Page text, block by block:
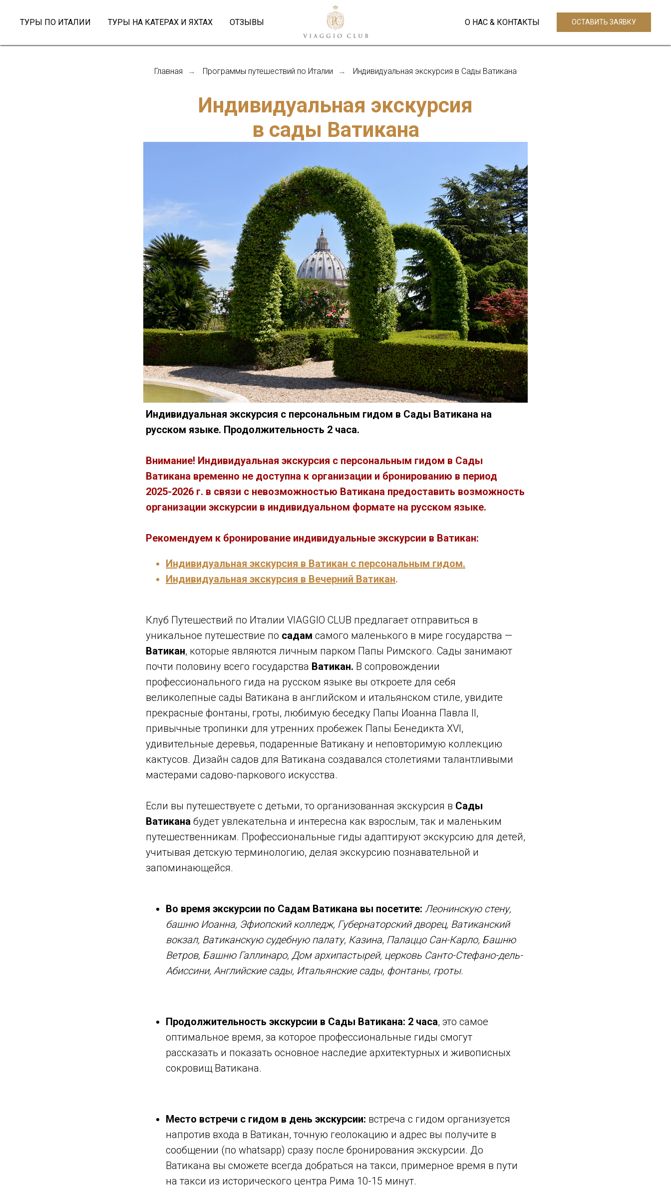
ТУРЫ ПО ИТАЛИИ ТУРЫ НА КАТЕРАХ И ЯХТАХ ОТЗЫВЫ О НАС & КОНТАКТЫ ОСТАВИТЬ ЗАЯВКУ
Главная → Программы путешествий по Италии → Индивидуальная экскурсия в Сады Ватикана
Индивидуальная экскурсия
в сады Ватикана
Индивидуальная экскурсия с персональным гидом в Сады Ватикана на
русском языке. Продолжительность 2 часа.
Внимание! Индивидуальная экскурсия с персональным гидом в Сады
Ватикана временно не доступна к организации и бронированию в период
2025-2026 г. в связи с невозможностью Ватикана предоставить возможность
организации экскурсии в индивидуальном формате на русском языке.
Рекомендуем к бронирование индивидуальные экскурсии в Ватикан:
Индивидуальная экскурсия в Ватикан с персональным гидом.
Индивидуальная экскурсия в Вечерний Ватикан.
Клуб Путешествий по Италии VIAGGIO CLUB предлагает отправиться в
уникальное путешествие по садам самого маленького в мире государства —
Ватикан, которые являются личным парком Папы Римского. Сады занимают
почти половину всего государства Ватикан. В сопровождении
профессионального гида на русском языке вы откроете для себя
великолепные сады Ватикана в английском и итальянском стиле, увидите
прекрасные фонтаны, гроты, любимую беседку Папы Иоанна Павла II,
привычные тропинки для утренних пробежек Папы Бенедикта XVI,
удивительные деревья, подаренные Ватикану и неповторимую коллекцию
кактусов. Дизайн садов для Ватикана создавался столетиями талантливыми
мастерами садово-паркового искусства.
Если вы путешествуете с детьми, то организованная экскурсия в Сады
Ватикана будет увлекательна и интересна как взрослым, так и маленьким
путешественникам. Профессиональные гиды адаптируют экскурсию для детей,
учитывая детскую терминологию, делая экскурсию познавательной и
запоминающейся.
Во время экскурсии по Садам Ватикана вы посетите: Леонинскую стену,
башню Иоанна, Эфиопский колледж, Губернаторский дворец, Ватиканский
вокзал, Ватиканскую судебную палату, Казина, Палаццо Сан-Карло, Башню
Ветров, Башню Галлинаро, Дом архипастырей, церковь Санто-Стефано-дель-
Абиссини, Английские сады, Итальянские сады, фонтаны, гроты.
Продолжительность экскурсии в Сады Ватикана: 2 часа, это самое
оптимальное время, за которое профессиональные гиды смогут
рассказать и показать основное наследие архитектурных и живописных
сокровищ Ватикана.
Место встречи с гидом в день экскурсии: встреча с гидом организуется
напротив входа в Ватикан, точную геолокацию и адрес вы получите в
сообщении (по whatsapp) сразу после бронирования экскурсии. До
Ватикана вы сможете всегда добраться на такси, примерное время в пути
на такси из исторического центра Рима 10-15 минут.